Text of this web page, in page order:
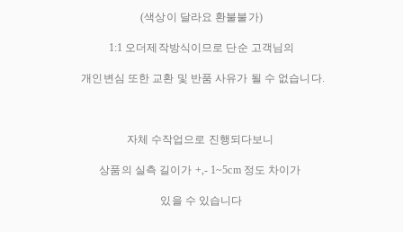
(색상이 달라요 환불불가)
1:1 오더제작방식이므로 단순 고객님의
개인변심 또한 교환 및 반품 사유가 될 수 없습니다.
자체 수작업으로 진행되다보니
상품의 실측 길이가 +,- 1~5cm 정도 차이가
있을 수 있습니다